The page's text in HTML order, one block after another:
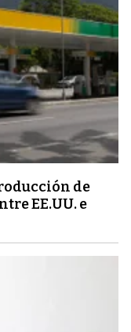
de
EE.UU. e